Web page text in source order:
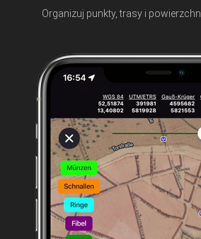
Organizuj punkty, trasy i